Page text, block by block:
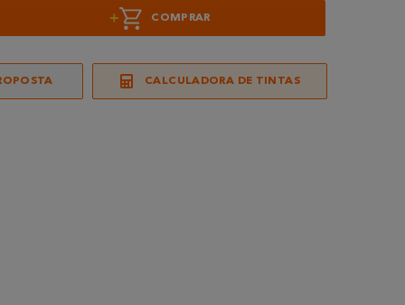
+ COMPRAR
CALCULADORA DE TINTAS